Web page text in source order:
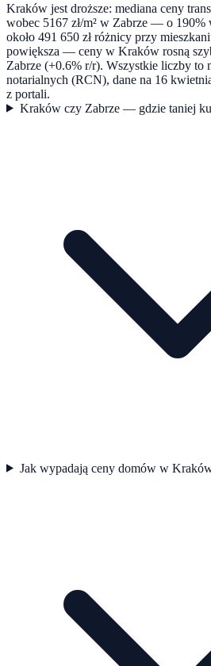
Kraków jest droższe: mediana ceny
wobec 5167 zł/m² w Zabrze — o 190%
około 491 650 zł różnicy przy
powiększa — ceny w Kraków rosną
Zabrze (+0.6% r/r). Wszystkie liczby to
notarialnych (RCN), dane na 16
z portali.
Kraków czy Zabrze — gdzie taniej
Jak wypadają ceny domów w